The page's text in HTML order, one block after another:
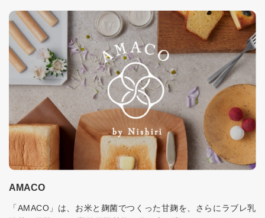
AMACO
「AMACO」は、お米と麹菌でつくった甘麹を、さらにラブレ乳